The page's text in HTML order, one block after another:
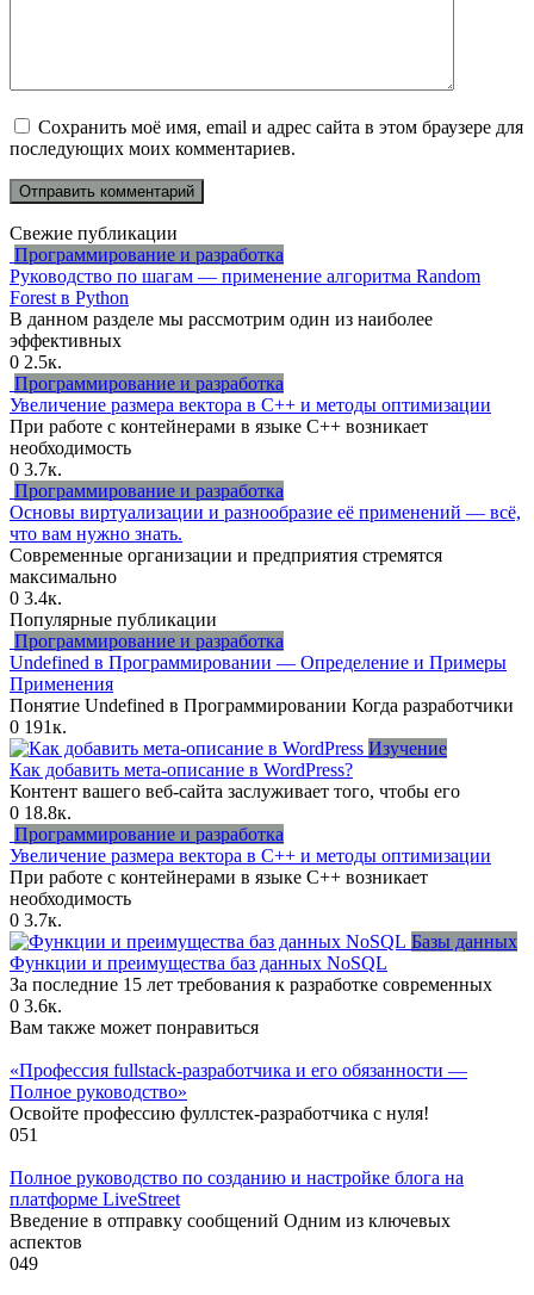
Сохранить моё имя, email и адрес сайта в этом браузере для
последующих моих комментариев.
Свежие публикации
Программирование и разработка
Руководство по шагам — применение алгоритма Random
Forest в Python
В данном разделе мы рассмотрим один из наиболее
эффективных
0 2.5к.
Программирование и разработка
Увеличение размера вектора в C++ и методы оптимизации
При работе с контейнерами в языке C++ возникает
необходимость
0 3.7к.
Программирование и разработка
Основы виртуализации и разнообразие её применений — всё,
что вам нужно знать.
Современные организации и предприятия стремятся
максимально
0 3.4к.
Популярные публикации
Программирование и разработка
Undefined в Программировании — Определение и Примеры
Применения
Понятие Undefined в Программировании Когда разработчики
0 191к.
Изучение
Как добавить мета-описание в WordPress?
Контент вашего веб-сайта заслуживает того, чтобы его
0 18.8к.
Программирование и разработка
Увеличение размера вектора в C++ и методы оптимизации
При работе с контейнерами в языке C++ возникает
необходимость
0 3.7к.
Базы данных
Функции и преимущества баз данных NoSQL
За последние 15 лет требования к разработке современных
0 3.6к.
Вам также может понравиться
«Профессия fullstack-разработчика и его обязанности —
Полное руководство»
Освойте профессию фуллстек-разработчика с нуля!
051
Полное руководство по созданию и настройке блога на
платформе LiveStreet
Введение в отправку сообщений Одним из ключевых
аспектов
049